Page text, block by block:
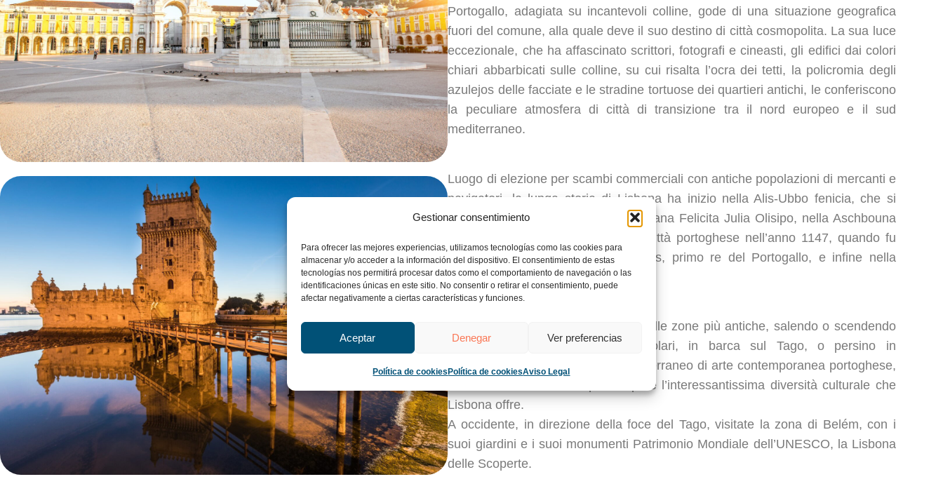
Gestionar consentimiento
Para ofrecer las mejores experiencias, utilizamos tecnologías como las cookies para
almacenar y/o acceder a la información del dispositivo. El consentimiento de estas
tecnologías nos permitirá procesar datos como el comportamiento de navegación o las
identificaciones únicas en este sitio. No consentir o retirar el consentimiento, puede
afectar negativamente a ciertas características y funciones.
Aceptar Denegar Ver preferencias
Política de cookies Política de cookiesAviso Legal
Portogallo, adagiata su incantevoli colline, gode di una situazione geografica
fuori del comune, alla quale deve il suo destino di città cosmopolita. La sua luce
eccezionale, che ha affascinato scrittori, fotografi e cineasti, gli edifici dai colori
chiari abbarbicati sulle colline, su cui risalta l’ocra dei tetti, la policromia degli
azulejos delle facciate e le stradine tortuose dei quartieri antichi, le conferiscono
la peculiare atmosfera di città di transizione tra il nord europeo e il sud
mediterraneo.
Luogo di elezione per scambi commerciali con antiche popolazioni di mercanti e
navigatori, la lunga storia di Lisbona ha inizio nella Alis-Ubbo fenicia, che si
trasformerà, nel II secolo, nella romana Felicita Julia Olisipo, nella Aschbouna
araba a partire dall’VIII secolo, in città portoghese nell’anno 1147, quando fu
conquistata da D. Afonso Henriques, primo re del Portogallo, e infine nella
capitale del paese, nel 1255.
A piedi nei quartieri tipici, in tram nelle zone più antiche, salendo o scendendo
dalle colline negli ascensori secolari, in barca sul Tago, o persino in
metropolitana, autentico museo sotterraneo di arte contemporanea portoghese,
tutti i mezzi sono buoni per scoprire l’interessantissima diversità culturale che
Lisbona offre.
A occidente, in direzione della foce del Tago, visitate la zona di Belém, con i
suoi giardini e i suoi monumenti Patrimonio Mondiale dell’UNESCO, la Lisbona
delle Scoperte.